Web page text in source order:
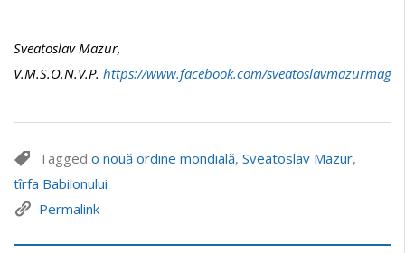
Sveatoslav Mazur,
V.M.S.O.N.V.P. https://www.facebook.com/
Tagged o nouă ordine mondială, Sveatoslav Mazur,
tîrfa Babilonului
Permalink